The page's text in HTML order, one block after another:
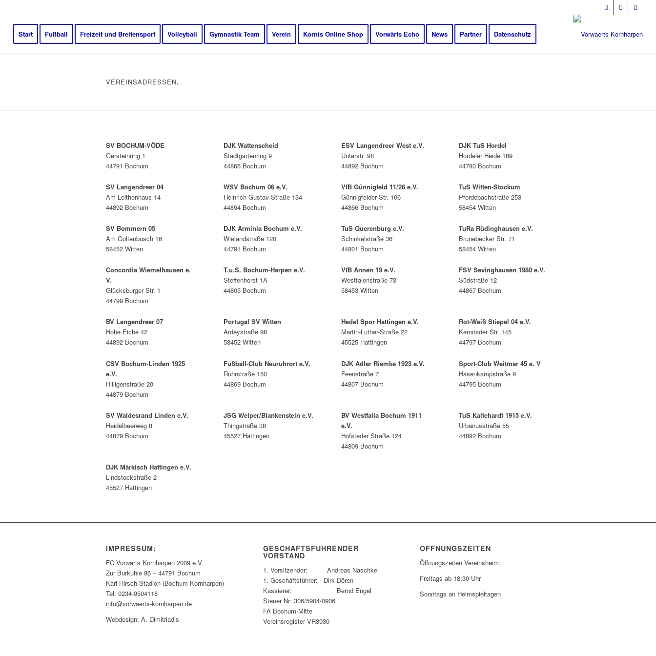
Start Fußball Freizeit und Breitensport Volleyball Gymnastik Team Verein Kornis Online Shop Vorwärts Echo News Partner Datenschutz
VEREINSADRESSEN.
SV BOCHUM-VÖDE
Gersteinring 1
44791 Bochum
DJK Wattenscheid
Stadtgartenring 9
44866 Bochum
ESV Langendreer West e.V.
Unterstr. 98
44892 Bochum
DJK TuS Hordel
Hordeler Heide 189
44793 Bochum
SV Langendreer 04
Am Leithenhaus 14
44892 Bochum
WSV Bochum 06 e.V.
Heinrich-Gustav-Straße 134
44894 Bochum
VfB Günnigfeld 11/26 e.V.
Günnigfelder Str. 106
44866 Bochum
TuS Witten-Stockum
Pferdebachstraße 253
58454 Witten
SV Bommern 05
Am Goltenbusch 16
58452 Witten
DJK Arminia Bochum e.V.
Wielandstraße 120
44791 Bochum
TuS Querenburg e.V.
Schinkelstraße 36
44801 Bochum
TuRa Rüdinghausen e.V.
Brunebecker Str. 71
58454 Witten
Concordia Wiemelhausen e.
V.
Glücksburger Str. 1
44799 Bochum
T.u.S. Bochum-Harpen e.V.
Steffenhorst 1A
44805 Bochum
VfB Annen 19 e.V.
Westfalenstraße 73
58453 Witten
FSV Sevinghausen 1980 e.V.
Südstraße 12
44867 Bochum
BV Langendreer 07
Hohe Eiche 42
44892 Bochum
Portugal SV Witten
Ardeystraße 98
58452 Witten
Hedef Spor Hattingen e.V.
Martin-Luther-Straße 22
45525 Hattingen
Rot-Weiß Stiepel 04 e.V.
Kemnader Str. 145
44797 Bochum
CSV Bochum-Linden 1925
e.V.
Hilligenstraße 20
44879 Bochum
Fußball-Club Neuruhrort e.V.
Ruhrstraße 150
44869 Bochum
DJK Adler Riemke 1923 e.V.
Feenstraße 7
44807 Bochum
Sport-Club Weitmar 45 e. V
Hasenkampstraße 9
44795 Bochum
SV Waldesrand Linden e.V.
Heidelbeerweg 8
44879 Bochum
JSG Welper/Blankenstein e.V.
Thingstraße 38
45527 Hattingen
BV Westfalia Bochum 1911
e.V.
Hofsteder Straße 124
44809 Bochum
TuS Kaltehardt 1915 e.V.
Urbanusstraße 55
44892 Bochum
DJK Märkisch Hattingen e.V.
Lindstockstraße 2
45527 Hattingen
IMPRESSUM:
FC Vorwärts Kornharpen 2009 e.V
Zur Burkuhle 86 – 44791 Bochum
Karl-Hirsch-Stadion (Bochum-Kornharpen)
Tel: 0234-9504118
info@vorwaerts-kornharpen.de
Webdesign: A. Dimitriadis
GESCHÄFTSFÜHRENDER
VORSTAND
1. Vorsitzender: Andreas Naschke
1. Geschäftsführer: Dirk Dören
Kassierer: Bernd Engel
Steuer Nr: 306/5904/0906
FA Bochum-Mitte
Vereinsregister VR3930
ÖFFNUNGSZEITEN
Öffnungszeiten Vereinsheim:
Freitags ab 18:30 Uhr
Sonntags an Heimspieltagen